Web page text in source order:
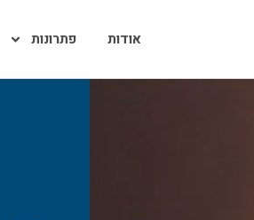
אודות פתרונות